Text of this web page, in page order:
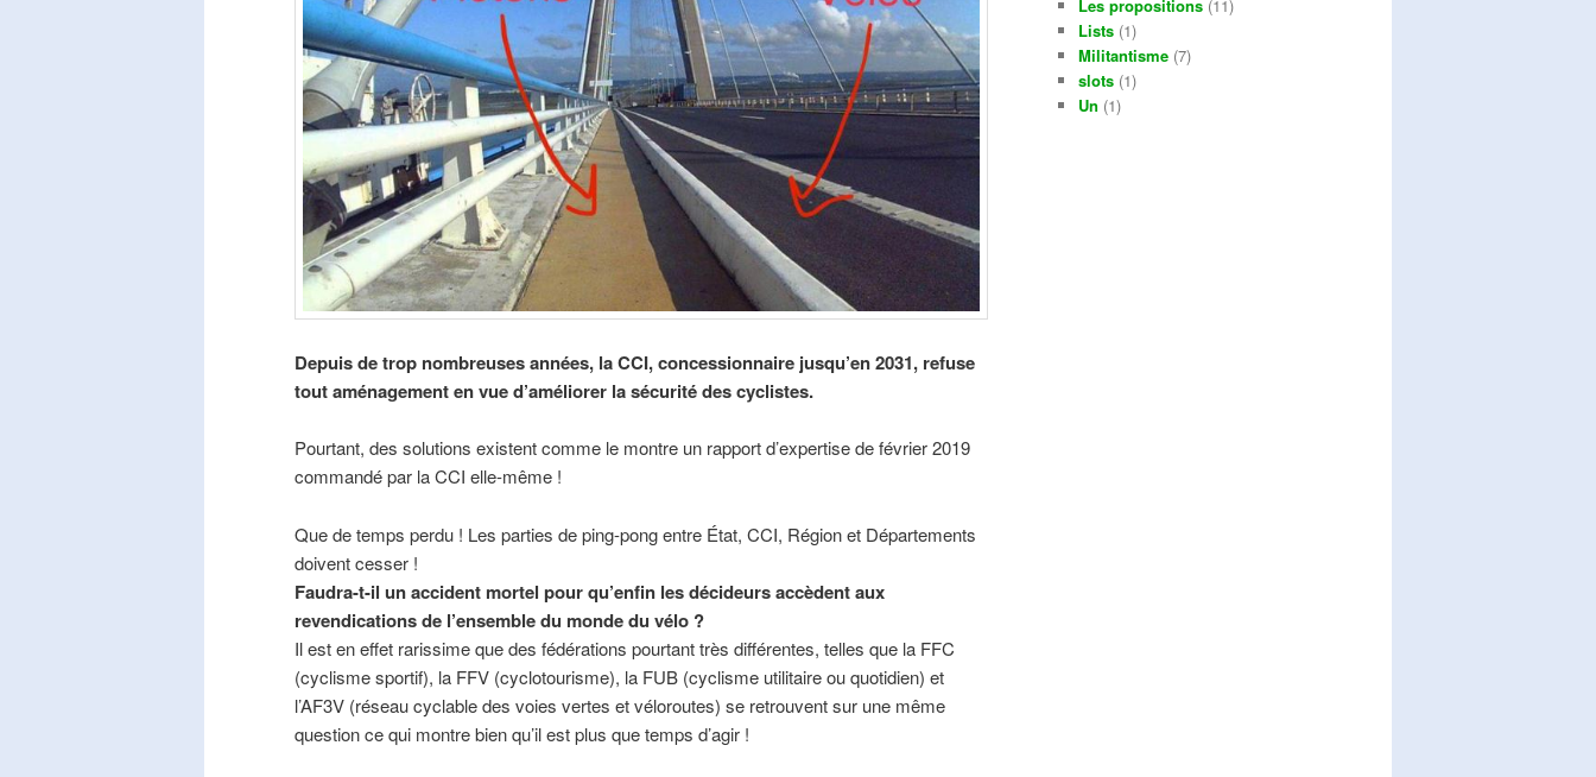
Depuis de trop nombreuses années, la CCI, concessionnaire jusqu’en 2031, refuse
tout aménagement en vue d’améliorer la sécurité des cyclistes.
Pourtant, des solutions existent comme le montre un rapport d’expertise de février 2019
commandé par la CCI elle-même !
Que de temps perdu ! Les parties de ping-pong entre État, CCI, Région et Départements
doivent cesser !
Faudra-t-il un accident mortel pour qu’enfin les décideurs accèdent aux
revendications de l’ensemble du monde du vélo ?
Il est en effet rarissime que des fédérations pourtant très différentes, telles que la FFC
(cyclisme sportif), la FFV (cyclotourisme), la FUB (cyclisme utilitaire ou quotidien) et
l’AF3V (réseau cyclable des voies vertes et véloroutes) se retrouvent sur une même
question ce qui montre bien qu’il est plus que temps d’agir !
Les propositions (11)
Lists (1)
Militantisme (7)
slots (1)
Un (1)